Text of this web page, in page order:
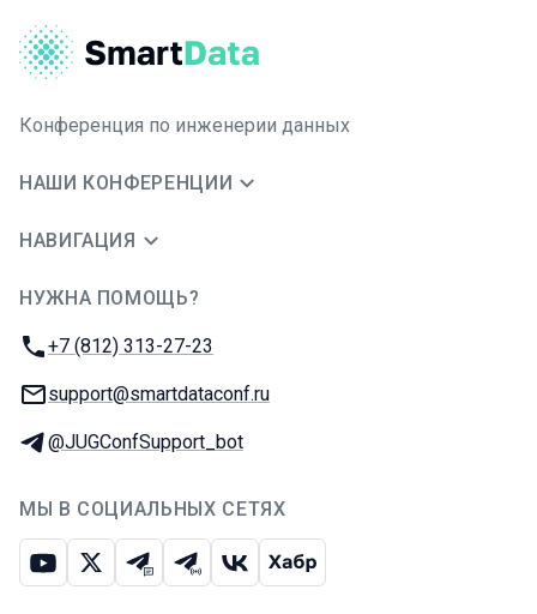
Конференция по инженерии данных
НАШИ КОНФЕРЕНЦИИ
НАВИГАЦИЯ
НУЖНА ПОМОЩЬ?
Телефон:
+7 (812) 313-27-23
E-mail:
support@smartdataconf.ru
Телеграм:
@JUGConfSupport_bot
МЫ В СОЦИАЛЬНЫХ СЕТЯХ
ЮтубИкс Телеграм-чат
Телеграм-канал
ВКонтакте
Хабр